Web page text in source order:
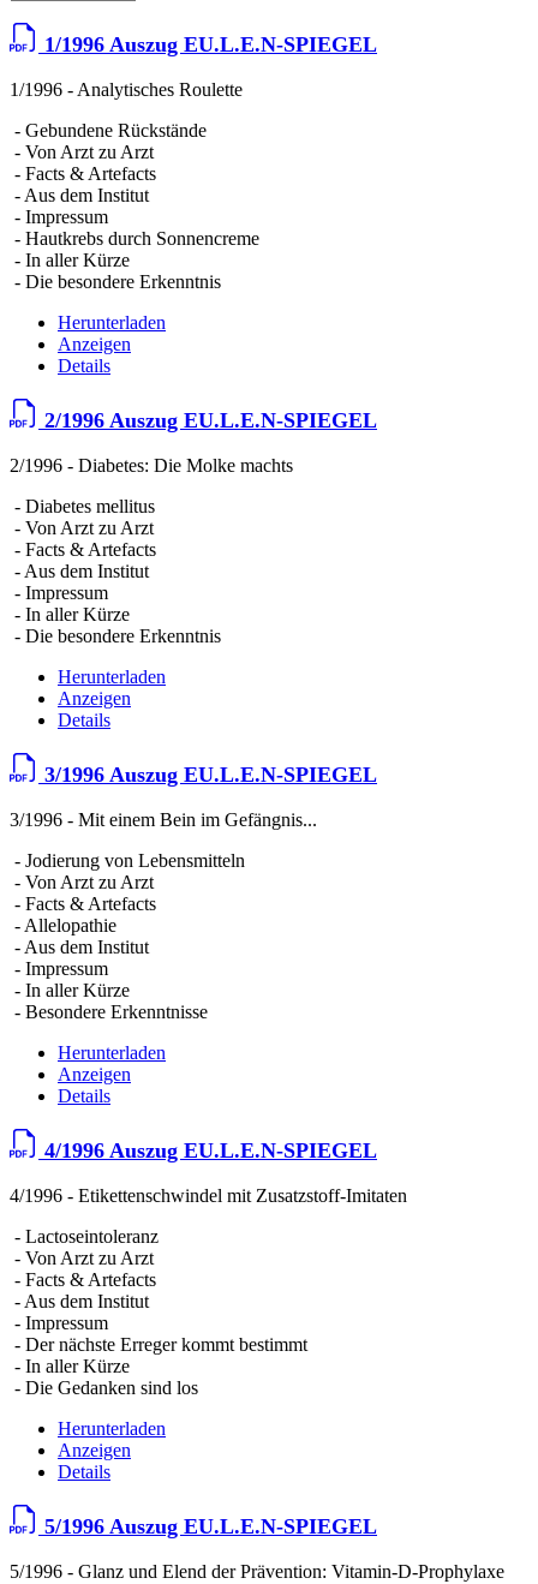
1/1996 Auszug EU.L.E.N-SPIEGEL
1/1996 - Analytisches Roulette
- Gebundene Rückstände
- Von Arzt zu Arzt
- Facts & Artefacts
- Aus dem Institut
- Impressum
- Hautkrebs durch Sonnencreme
- In aller Kürze
- Die besondere Erkenntnis
Herunterladen
Anzeigen
Details
2/1996 Auszug EU.L.E.N-SPIEGEL
2/1996 - Diabetes: Die Molke machts
- Diabetes mellitus
- Von Arzt zu Arzt
- Facts & Artefacts
- Aus dem Institut
- Impressum
- In aller Kürze
- Die besondere Erkenntnis
Herunterladen
Anzeigen
Details
3/1996 Auszug EU.L.E.N-SPIEGEL
3/1996 - Mit einem Bein im Gefängnis...
- Jodierung von Lebensmitteln
- Von Arzt zu Arzt
- Facts & Artefacts
- Allelopathie
- Aus dem Institut
- Impressum
- In aller Kürze
- Besondere Erkenntnisse
Herunterladen
Anzeigen
Details
4/1996 Auszug EU.L.E.N-SPIEGEL
4/1996 - Etikettenschwindel mit Zusatzstoff-Imitaten
- Lactoseintoleranz
- Von Arzt zu Arzt
- Facts & Artefacts
- Aus dem Institut
- Impressum
- Der nächste Erreger kommt bestimmt
- In aller Kürze
- Die Gedanken sind los
Herunterladen
Anzeigen
Details
5/1996 Auszug EU.L.E.N-SPIEGEL
5/1996 - Glanz und Elend der Prävention: Vitamin-D-Prophylaxe